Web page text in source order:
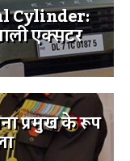
Cylinder:
एक्सटर
प्रमुख के रूप